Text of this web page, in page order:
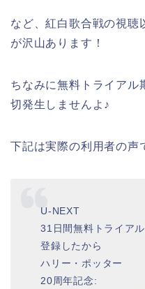
など、紅白歌合戦の視聴
が沢山あります！
ちなみに無料トライアル
切発生しませんよ♪
下記は実際の利用者の声
U-NEXT
31日間無料トライアル
登録したから
ハリー・ポッター
20周年記念: